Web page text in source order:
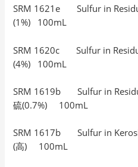
SRM 1621e Sulfur in
(1%) 100mL
SRM 1620c Sulfur in
(4%) 100mL
SRM 1619b Sulfur in
硫(0.7%) 100mL
SRM 1617b Sulfur in
(高) 100mL